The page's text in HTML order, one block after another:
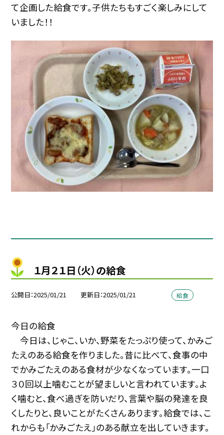
て企画した給食です。子供たちもすごく楽しみにして
いました！！
１月２１日（火）の給食
公開日 2025/01/21 更新日 2025/01/21 給食
今日の給食
今日は、じゃこ、いか、野菜をたっぷり使って、かみご
たえのある給食を作りました。昔に比べて、食事の中
でかみごたえのある食材が少なくなっています。一口
３０回以上噛むことが望ましいと言われています。よ
く噛むと、食べ過ぎを防いだり、言葉や脳の発達を良
くしたりと、良いことがたくさんあります。給食では、こ
れからも「かみごたえ」のある献立を出していきます。